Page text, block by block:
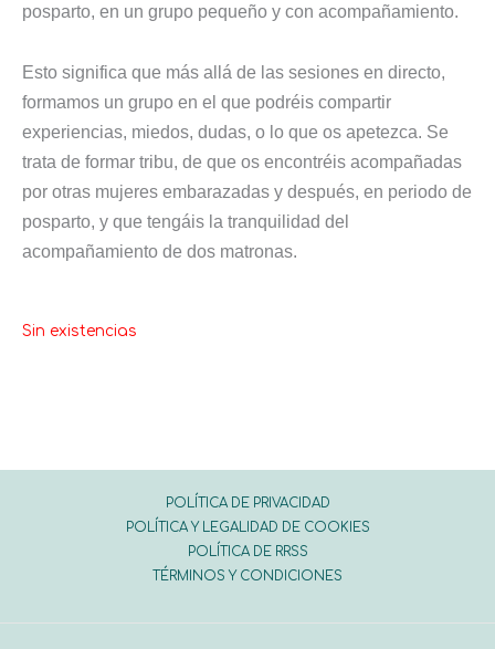
posparto, en un grupo pequeño y con acompañamiento.
Esto significa que más allá de las sesiones en directo,
formamos un grupo en el que podréis compartir
experiencias, miedos, dudas, o lo que os apetezca. Se
trata de formar tribu, de que os encontréis acompañadas
por otras mujeres embarazadas y después, en periodo de
posparto, y que tengáis la tranquilidad del
acompañamiento de dos matronas.
Sin existencias
POLÍTICA DE PRIVACIDAD
POLÍTICA Y LEGALIDAD DE COOKIES
POLÍTICA DE RRSS
TÉRMINOS Y CONDICIONES